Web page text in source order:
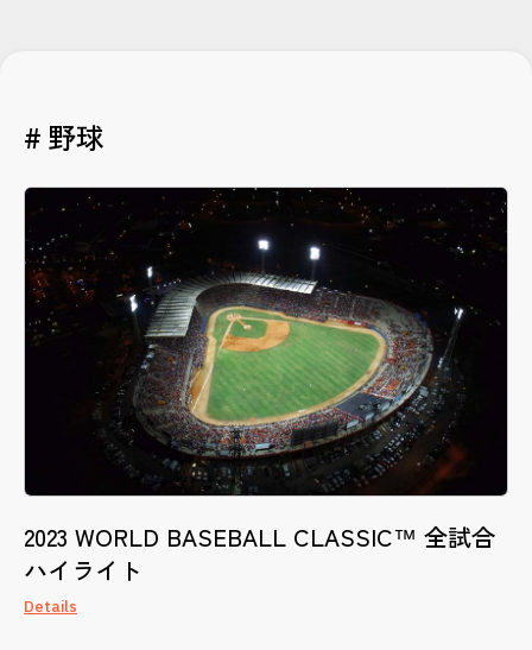
野球
2023 WORLD BASEBALL CLASSIC™ 全試合
ハイライト
Details